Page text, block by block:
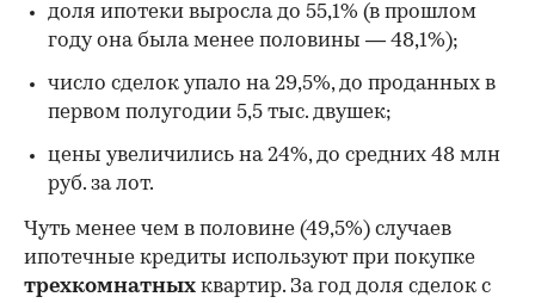
доля ипотеки выросла до 55,1% (в прошлом
году она была менее половины — 48,1%);
число сделок упало на 29,5%, до проданных в
первом полугодии 5,5 тыс. двушек;
цены увеличились на 24%, до средних 48 млн
руб. за лот.
Чуть менее чем в половине (49,5%) случаев
ипотечные кредиты используют при покупке
трехкомнатных квартир. За год доля сделок с